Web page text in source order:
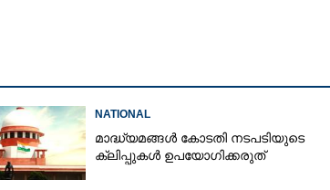
NATIONAL
മാദ്ധ്യമങ്ങൾ കോടതി നടപടിയുടെ
ക്ലിപ്പുകൾ ഉപയോഗിക്കരുത്